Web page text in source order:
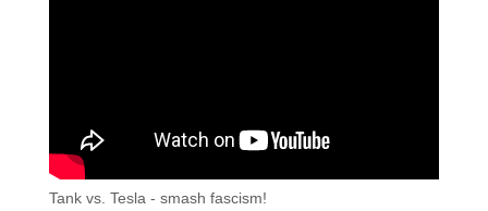
Tank vs. Tesla - smash fascism!